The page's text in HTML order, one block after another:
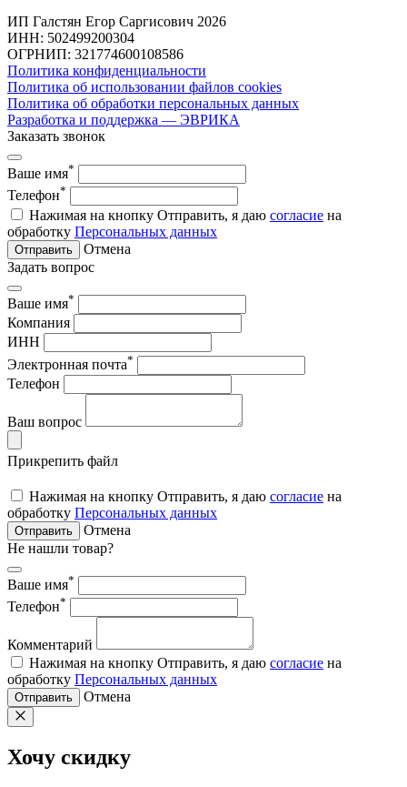
ИП Галстян Егор Саргисович 2026
ИНН: 502499200304
ОГРНИП: 321774600108586
Политика конфиденциальности
Политика об использовании файлов cookies
Политика об обработки персональных данных
Разработка и поддержка — ЭВРИКА
Заказать звонок
Ваше имя*
Телефон*
Нажимая на кнопку Отправить, я даю согласие на
обработку Персональных данных
Отправить
Отмена
Задать вопрос
Ваше имя*
Компания
ИНН
Электронная почта*
Телефон
Ваш вопрос
Прикрепить файл
Нажимая на кнопку Отправить, я даю согласие на
обработку Персональных данных
Отправить
Отмена
Не нашли товар?
Ваше имя*
Телефон*
Комментарий
Нажимая на кнопку Отправить, я даю согласие на
обработку Персональных данных
Отправить Отмена
Хочу скидку